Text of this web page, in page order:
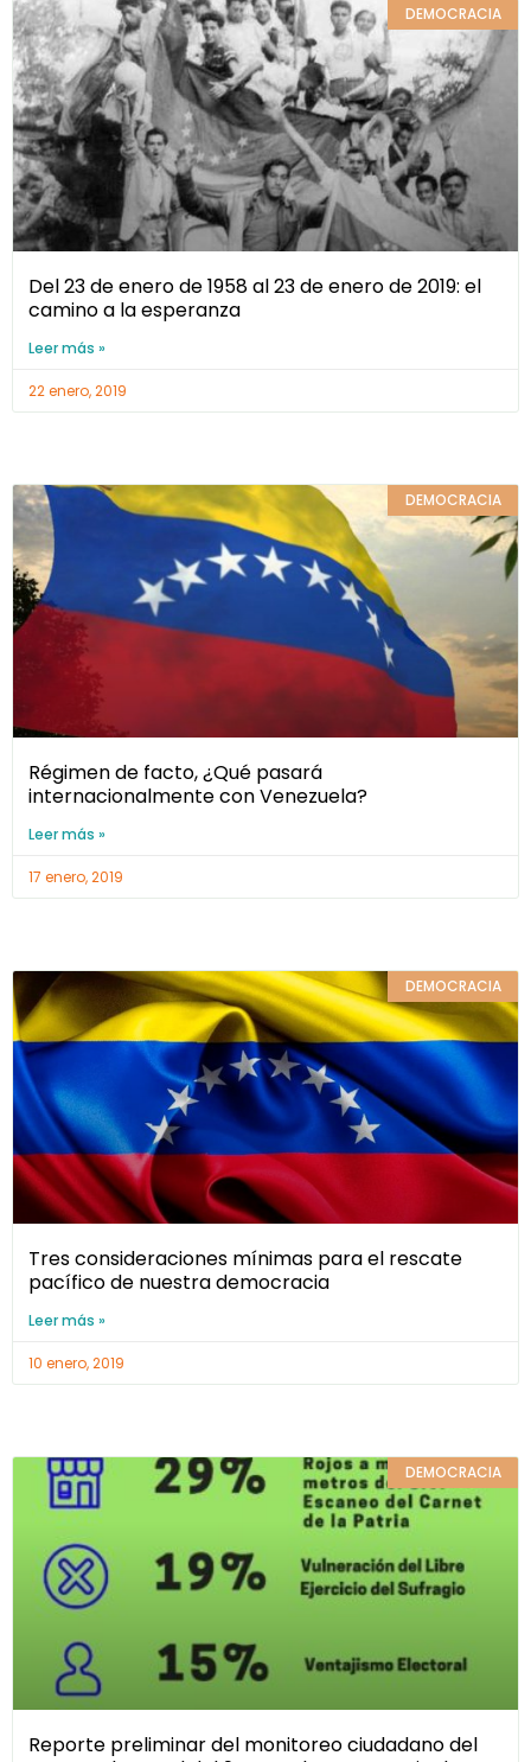
DEMOCRACIA
Del 23 de enero de 1958 al 23 de enero de 2019: el
camino a la esperanza
Leer más »
22 enero, 2019
DEMOCRACIA
Régimen de facto, ¿Qué pasará
internacionalmente con Venezuela?
Leer más »
17 enero, 2019
DEMOCRACIA
Tres consideraciones mínimas para el rescate
pacífico de nuestra democracia
Leer más »
10 enero, 2019
DEMOCRACIA
Reporte preliminar del monitoreo ciudadano del